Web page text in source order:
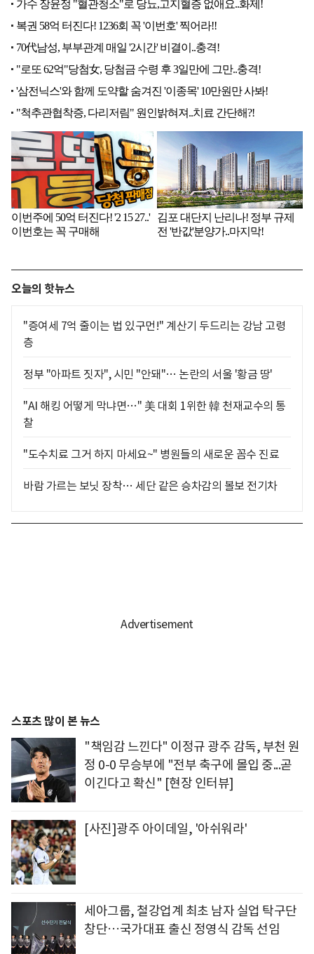
오늘의 핫뉴스
"증여세 7억 줄이는 법 있구먼!" 계산기 두드리는 강남 고령
층
정부 "아파트 짓자", 시민 "안돼"… 논란의 서울 '황금 땅'
"AI 해킹 어떻게 막냐면…" 美 대회 1위한 韓 천재교수의 통
찰
"도수치료 그거 하지 마세요~" 병원들의 새로운 꼼수 진료
바람 가르는 보닛 장착… 세단 같은 승차감의 볼보 전기차
스포츠 많이 본 뉴스
"책임감 느낀다" 이정규 광주 감독, 부천 원
정 0-0 무승부에 "전부 축구에 몰입 중...곧
이긴다고 확신" [현장 인터뷰]
[사진]광주 아이데일, '아쉬워라'
세아그룹, 철강업계 최초 남자 실업 탁구단
창단…국가대표 출신 정영식 감독 선임